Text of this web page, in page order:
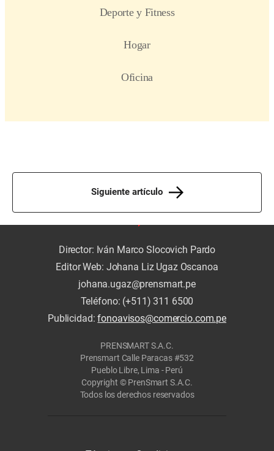
Siguiente artículo
Director: Iván Marco Slocovich Pardo
Editor Web: Johana Liz Ugaz Oscanoa
johana.ugaz@prensmart.pe
Teléfono: (+511) 311 6500
Publicidad:fonoavisos@comercio.com.pe
PRENSMART S.A.C.
Prensmart Calle Paracas #532
Pueblo Libre, Lima - Perú
Copyright © PrenSmart S.A.C.
Todos los derechos reservados